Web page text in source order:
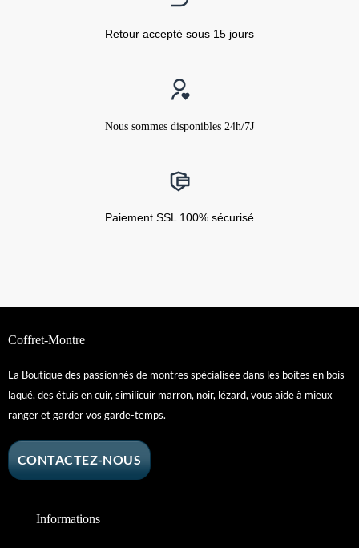
Retour accepté sous 15 jours
Nous sommes disponibles 24h/7J
Paiement SSL 100% sécurisé
Coffret-Montre
La Boutique des passionnés de montres spécialisée dans les boites en bois
laqué, des étuis en cuir, similicuir marron, noir, lézard, vous aide à mieux
ranger et garder vos garde-temps.
CONTACTEZ-NOUS
Informations